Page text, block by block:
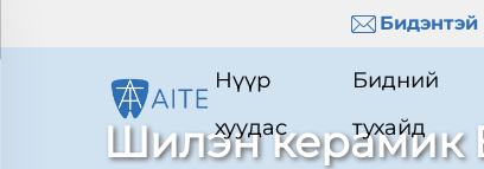
Нүүр
хуудас
Бидний
тухайд
Шилэн керамик